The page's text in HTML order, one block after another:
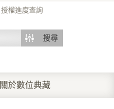
授權進度查詢
搜尋
關於數位典藏